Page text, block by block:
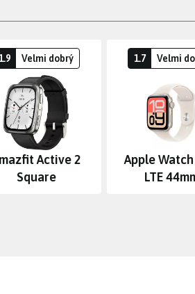
Velmi dobrý
Active 2
Square
1.7 Velmi
Apple Watch
LTE